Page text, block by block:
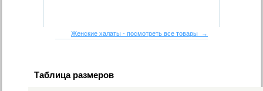
Женские халаты - посмотреть все товары →
Таблица размеров